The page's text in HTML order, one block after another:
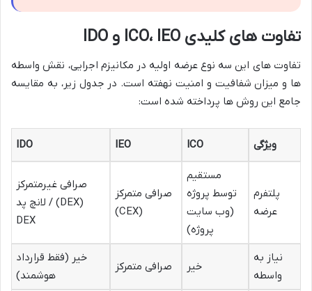
تفاوت های کلیدی ICO، IEO و IDO
تفاوت های این سه نوع عرضه اولیه در مکانیزم اجرایی، نقش واسطه
ها و میزان شفافیت و امنیت نهفته است. در جدول زیر، به مقایسه
جامع این روش ها پرداخته شده است:
ویژگی ICO
IEO
IDO
پلتفرم
عرضه
مستقیم
توسط پروژه
(وب سایت
پروژه)
صرافی متمرکز
(CEX)
صرافی غیرمتمرکز
(DEX) / لانچ پد
DEX
نیاز به
واسطه
خیر صرافی متمرکز
خیر (فقط قرارداد
هوشمند)